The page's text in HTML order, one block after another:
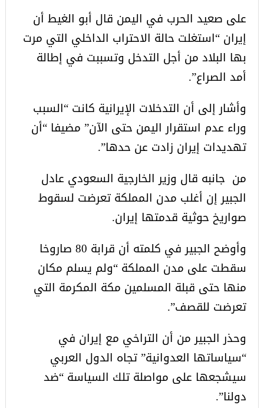
على صعيد الحرب في اليمن قال أبو الغيط أن
إيران “استغلت حالة الاحتراب الداخلي التي مرت
بها البلاد من أجل التدخل وتسببت في إطالة
أمد الصراع”.
وأشار إلى أن التدخلات الإيرانية كانت “السبب
وراء عدم استقرار اليمن حتى الآن” مضيفا “أن
تهديدات إيران زادت عن حدها”.
من جانبه قال وزير الخارجية السعودي عادل
الجبير إن أغلب مدن المملكة تعرضت لسقوط
صواريخ حوثية قدمتها إيران.
وأوضح الجبير في كلمته أن قرابة 80 صاروخا
سقطت على مدن المملكة “ولم يسلم مكان
منها حتى قبلة المسلمين مكة المكرمة التي
تعرضت للقصف”.
وحذر الجبير من أن التراخي مع إيران في
“سياساتها العدوانية” تجاه الدول العربي
سيشجعها على مواصلة تلك السياسة “ضد
دولنا”.